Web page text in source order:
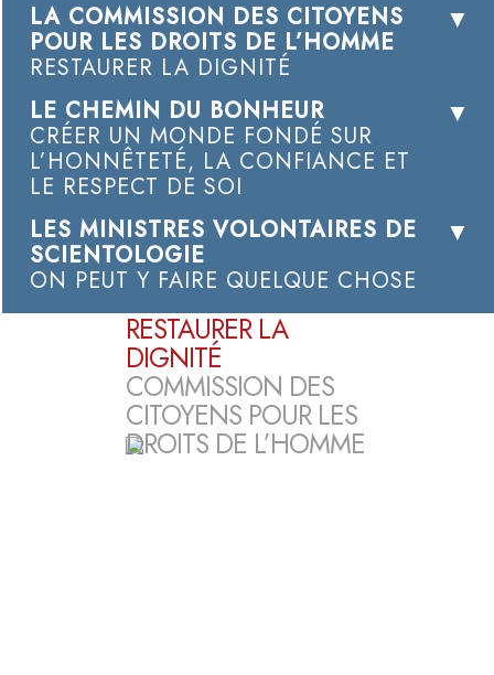
LA COMMISSION DES CITOYENS
POUR LES DROITS DE L’HOMME
RESTAURER LA DIGNITÉ
LE CHEMIN DU BONHEUR
CRÉER UN MONDE FONDÉ SUR
L’HONNÊTETÉ, LA CONFIANCE ET
LE RESPECT DE SOI
LES MINISTRES VOLONTAIRES DE
SCIENTOLOGIE
ON PEUT Y FAIRE QUELQUE CHOSE
RESTAURER LA
DIGNITÉ
COMMISSION DES
CITOYENS POUR LES
DROITS DE L’HOMME